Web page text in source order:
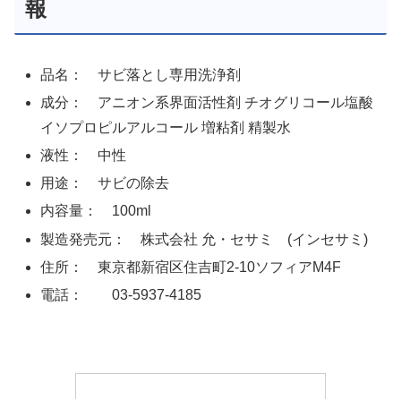
報
品名： サビ落とし専用洗浄剤
成分： アニオン系界面活性剤 チオグリコール塩酸
イソプロピルアルコール 増粘剤 精製水
液性： 中性
用途： サビの除去
内容量： 100ml
製造発売元： 株式会社 允・セサミ (インセサミ)
住所： 東京都新宿区住吉町2-10ソフィアM4F
電話： 03-5937-4185